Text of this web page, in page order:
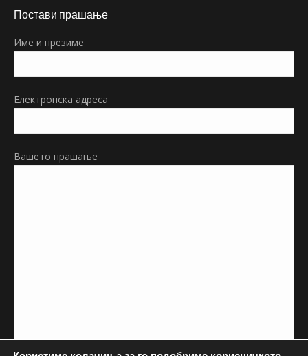
opens
new
Постави прашање
Име и презиме
Електронска адреса
Вашето прашање